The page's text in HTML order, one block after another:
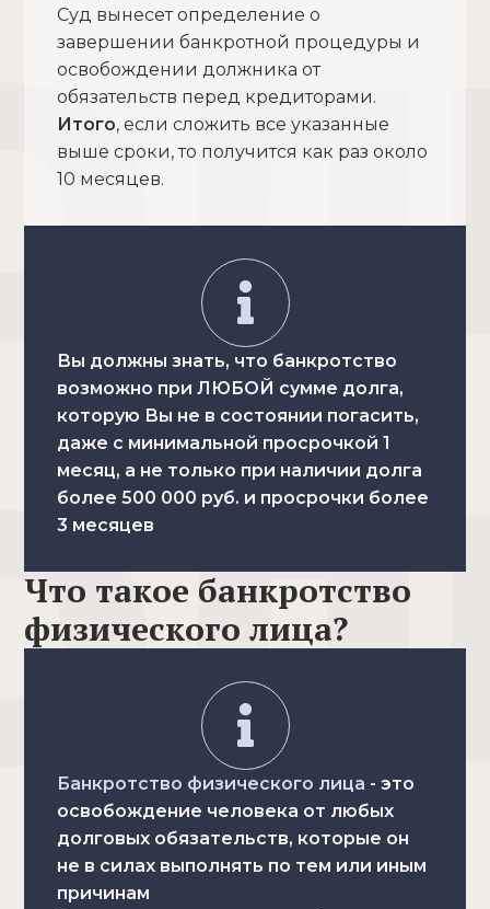
Суд вынесет определение о
завершении банкротной процедуры и
освобождении должника от
обязательств перед кредиторами.
Итого, если сложить все указанные
выше сроки, то получится как раз около
10 месяцев.
Вы должны знать, что банкротство
возможно при ЛЮБОЙ сумме долга,
которую Вы не в состоянии погасить,
даже с минимальной просрочкой 1
месяц, а не только при наличии долга
более 500 000 руб. и просрочки более
3 месяцев
Что такое банкротство
физического лица?
Банкротство физического лица - это
освобождение человека от любых
долговых обязательств, которые он
не в силах выполнять по тем или иным
причинам